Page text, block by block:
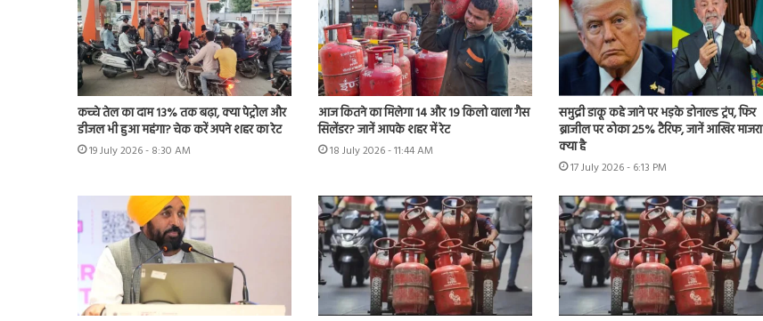
कच्चे तेल का दाम 13% तक बढ़ा, क्या पेट्रोल और
डीजल भी हुआ महंगा? चेक करें अपने शहर का रेट
19 July 2026 - 8:30 AM
आज कितने का मिलेगा 14 और 19 किलो वाला गैस
सिलेंडर? जानें आपके शहर में रेट
18 July 2026 - 11:44 AM
समुद्री डाकू कहे जाने पर भड़के डोनाल्ड ट्रंप, फिर
ब्राजील पर ठोका 25% टैरिफ, जानें आखिर माजरा
क्या है
17 July 2026 - 6:13 PM